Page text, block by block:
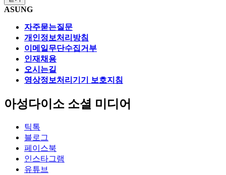
ASUNG
자주묻는질문
개인정보처리방침
이메일무단수집거부
인재채용
오시는길
영상정보처리기기 보호지침
아성다이소 소셜 미디어
틱톡
블로그
페이스북
인스타그램
유튜브